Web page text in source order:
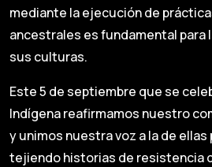
mediante la ejecución de
ancestrales es fundamental para
sus culturas.
Este 5 de septiembre que se
Indígena reafirmamos nuestro
y unimos nuestra voz a la de ellas
tejiendo historias de resistencia